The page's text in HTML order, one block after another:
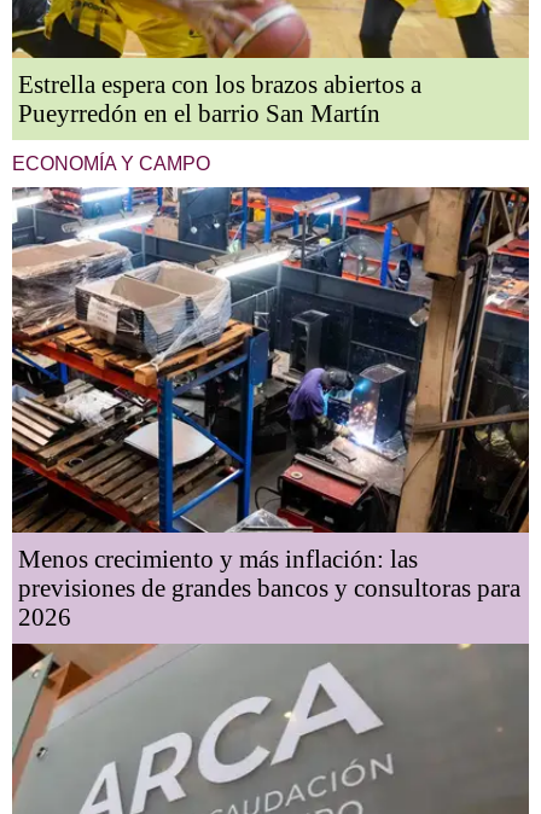
Estrella espera con los brazos abiertos a
Pueyrredón en el barrio San Martín
ECONOMÍA Y CAMPO
Menos crecimiento y más inflación: las
previsiones de grandes bancos y consultoras para
2026